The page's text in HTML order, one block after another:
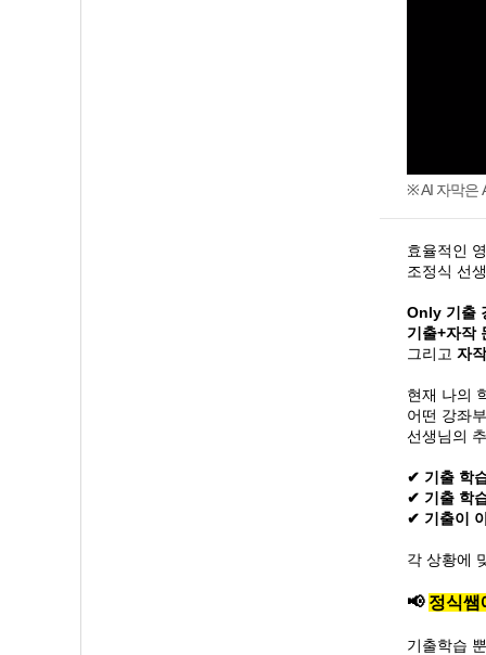
※ AI 자막은
효율적인
조정식 선
Only 기출
기출+자작
그리고 자
현재 나의
어떤 강좌
선생님의
✔ 기출 학
✔ 기출 학
✔ 기출이
각 상황에
📢 정식쌤
기출학습